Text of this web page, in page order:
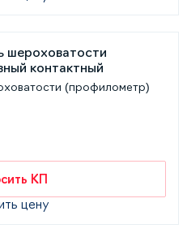
(профилометр)
КП
цену